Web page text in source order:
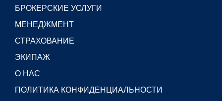
БРОКЕРСКИЕ УСЛУГИ
МЕНЕДЖМЕНТ
СТРАХОВАНИЕ
ЭКИПАЖ
О НАС
ПОЛИТИКА КОНФИДЕНЦИАЛЬНОСТИ